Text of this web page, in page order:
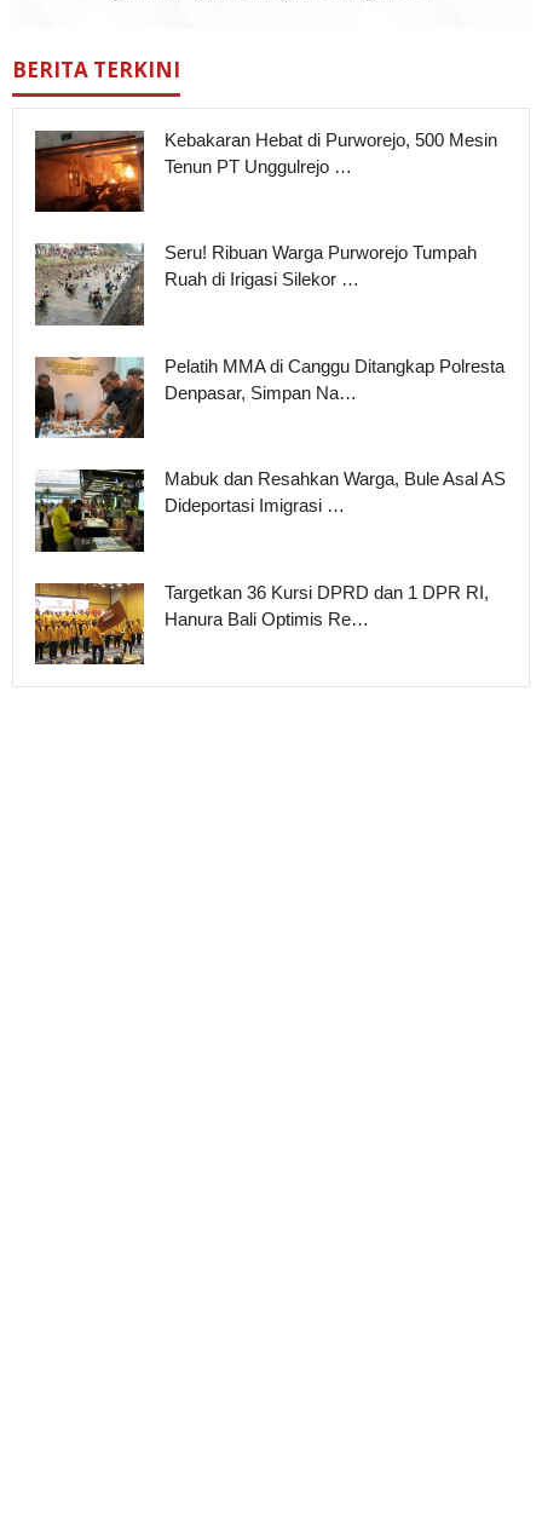
BERITA TERKINI
Kebakaran Hebat di Purworejo, 500 Mesin
Tenun PT Unggulrejo …
Seru! Ribuan Warga Purworejo Tumpah
Ruah di Irigasi Silekor …
Pelatih MMA di Canggu Ditangkap Polresta
Denpasar, Simpan Na…
Mabuk dan Resahkan Warga, Bule Asal AS
Dideportasi Imigrasi …
Targetkan 36 Kursi DPRD dan 1 DPR RI,
Hanura Bali Optimis Re…